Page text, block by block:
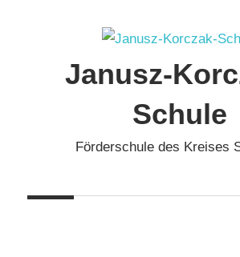
Janusz-
Schule
Förderschule des Kreises